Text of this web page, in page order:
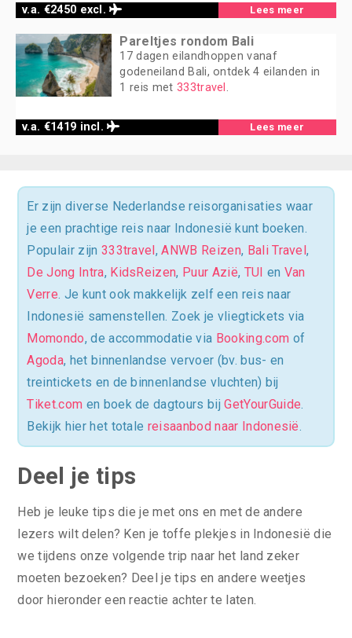
v.a. €2450 excl. Lees meer
v.a. €1419 incl.
Pareltjes rondom Bali
17 dagen eilandhoppen vanaf
godeneiland Bali, ontdek 4 eilanden in
1 reis met 333travel.
Lees meer
Er zijn diverse Nederlandse reisorganisaties waar
je een prachtige reis naar Indonesië kunt boeken.
Populair zijn 333travel ,ANWB Reizen, Bali Travel,
De Jong Intra, KidsReizen, Puur Azië, TUI en Van
Verre. Je kunt ook makkelijk zelf een reis naar
Indonesië samenstellen. Zoek je vliegtickets via
Momondo, de accommodatie via Booking.com of
Agoda, het binnenlandse vervoer (bv. bus- en
treintickets en de binnenlandse vluchten) bij
Tiket.com en boek de dagtours bijGetYourGuide.
Bekijk hier het totale reisaanbod naar Indonesië.
Deel je tips
Heb je leuke tips die je met ons en met de andere
lezers wilt delen? Ken je toffe plekjes in Indonesië die
we tijdens onze volgende trip naar het land zeker
moeten bezoeken? Deel je tips en andere weetjes
door hieronder een reactie achter te laten.